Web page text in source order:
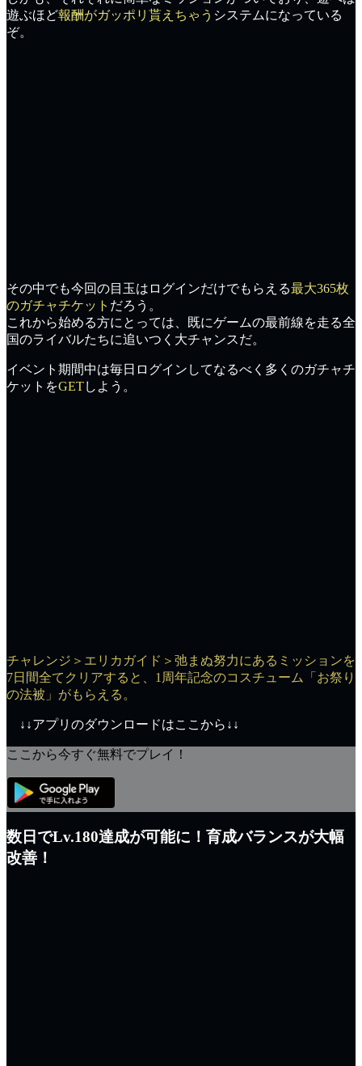
遊ぶほど報酬がガッポリ貰えちゃう システムになっている
ぞ。
その中でも今回の目玉はログインだけでもらえる最大365枚
のガチャチケット だろう。
これから始める方にとっては、既にゲームの最前線を走る全
国のライバルたちに追いつく大チャンスだ。
イベント期間中は毎日ログイン してなるべく多くのガチャチ
ケットをGETしよう。
チャレンジ＞エリカガイド＞弛まぬ努力にあるミッションを
7日間全てクリアすると、1周年記念のコスチューム「お祭り
の法被」がもらえる。
↓↓アプリのダウンロードはここから↓↓
ここから今すぐ無料でプレイ！
数日でLv.180達成が可能に！育成バランスが大幅
改善！